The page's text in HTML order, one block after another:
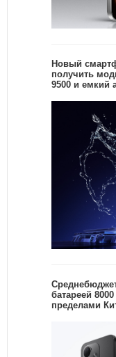
Новый
получить
9500 и емкий
батареей
пределами